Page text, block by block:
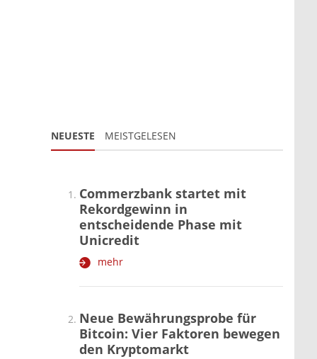
NEUESTE MEISTGELESEN
Commerzbank startet mit
Rekordgewinn in
entscheidende Phase mit
Unicredit
mehr
Neue Bewährungsprobe für
Bitcoin: Vier Faktoren bewegen
den Kryptomarkt